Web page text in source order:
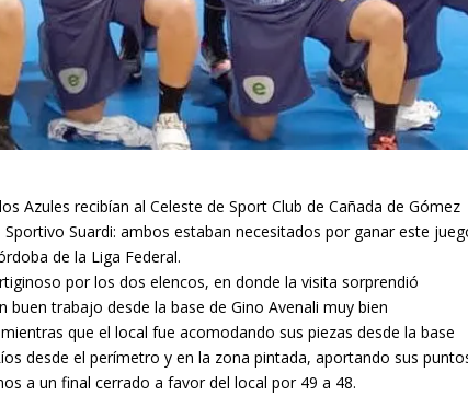
Azules recibían al Celeste de Sport Club de Cañada de Gómez
Suardi: ambos estaban necesitados por ganar este
de la Liga Federal.
por los dos elencos, en donde la visita sorprendió
trabajo desde la base de Gino Avenali muy bien
que el local fue acomodando sus piezas desde la base
desde el perímetro y en la zona pintada, aportando sus
a un final cerrado a favor del local por 49 a 48.